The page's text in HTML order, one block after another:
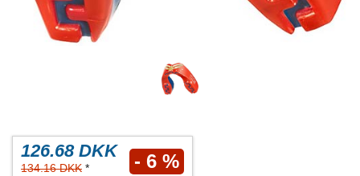
126.68 DKK
134.16 DKK * - 6 %